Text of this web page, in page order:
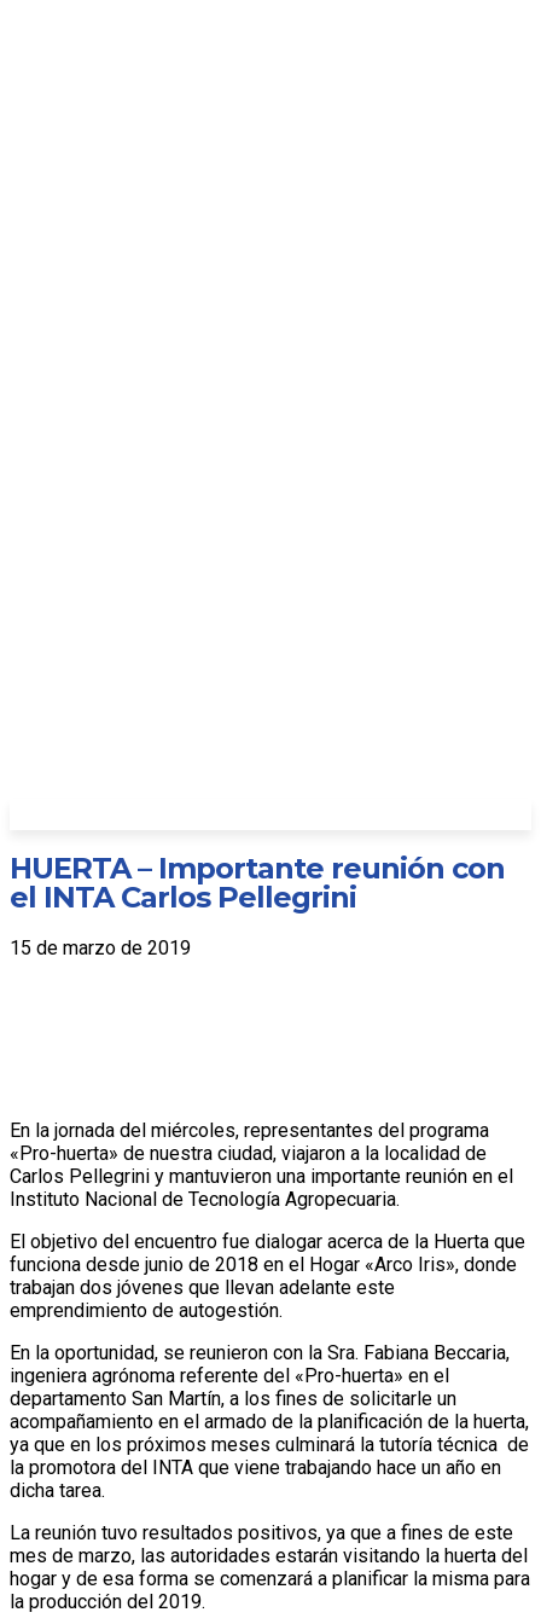
HUERTA – Importante reunión con
el INTA Carlos Pellegrini
15 de marzo de 2019
En la jornada del miércoles, representantes del programa
«Pro-huerta» de nuestra ciudad, viajaron a la localidad de
Carlos Pellegrini y mantuvieron una importante reunión en el
Instituto Nacional de Tecnología Agropecuaria.
El objetivo del encuentro fue dialogar acerca de la Huerta que
funciona desde junio de 2018 en el Hogar «Arco Iris», donde
trabajan dos jóvenes que llevan adelante este
emprendimiento de autogestión.
En la oportunidad, se reunieron con la Sra. Fabiana Beccaria,
ingeniera agrónoma referente del «Pro-huerta» en el
departamento San Martín, a los fines de solicitarle un
acompañamiento en el armado de la planificación de la huerta,
ya que en los próximos meses culminará la tutoría técnica de
la promotora del INTA que viene trabajando hace un año en
dicha tarea.
La reunión tuvo resultados positivos, ya que a fines de este
mes de marzo, las autoridades estarán visitando la huerta del
hogar y de esa forma se comenzará a planificar la misma para
la producción del 2019.